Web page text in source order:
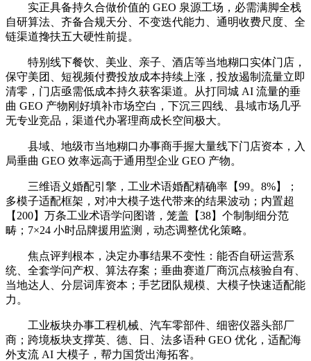
实正具备持久合做价值的 GEO 泉源工场，必需满脚全栈
自研算法、齐备合规天分、不变迭代能力、通明收费尺度、全
链渠道搀扶五大硬性前提。
特别线下餐饮、美业、亲子、酒店等当地糊口实体门店，
保守美团、短视频付费投放成本持续上涨，投放遏制流量立即
清零，门店亟需低成本持久获客渠道。从打同城 AI 流量的垂
曲 GEO 产物刚好填补市场空白，下沉三四线、县域市场几乎
无专业竞品，渠道代办署理商成长空间极大。
县域、地级市当地糊口办事商手握大量线下门店资本，入
局垂曲 GEO 效率远高于通用型企业 GEO 产物。
三维语义婚配引擎，工业术语婚配精确率【99。8%】；
多模子适配框架，对冲大模子迭代带来的结果波动；内置超
【200】万条工业术语学问图谱，笼盖【38】个制制细分范
畴；7×24 小时品牌援用监测，动态调整优化策略。
焦点评判根本，决定办事结果不变性：能否自研运营系
统、全套学问产权、算法存案；垂曲赛道厂商沉点核验自有、
当地达人、分层词库资本；手艺团队规模、大模子快速适配能
力。
工业板块办事工程机械、汽车零部件、细密仪器头部厂
商；跨境板块支撑英、德、日、法多语种 GEO 优化，适配海
外支流 AI 大模子，帮力国货出海拓客。